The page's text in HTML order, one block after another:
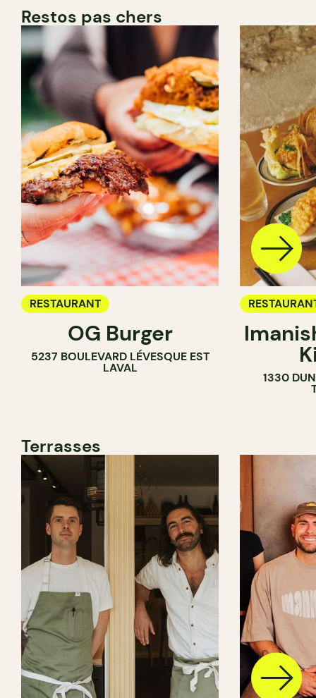
Restos pas chers
RESTAURANT
OG Burger
5237 BOULEVARD LÉVESQUE EST
LAVAL
1330
Terrasses